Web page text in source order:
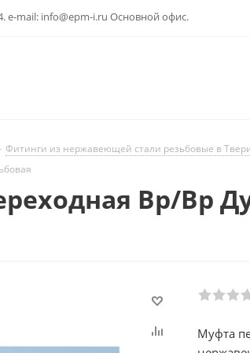
e-mail: info@epm-i.ru Основной офис.
Фитинги из нержавеющей стали резьбовые в
Вр/Вр Ду
Муфта